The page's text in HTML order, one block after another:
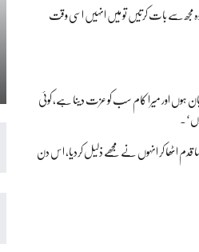
مجھ سے بات کرتیں تو میں انہیں اسی وقت
ہوں اور میرا کام سب کو عزت دینا ہے، کوئی
قدم اٹھا کر انہوں نے مجھے ذلیل کردیا، اس دن